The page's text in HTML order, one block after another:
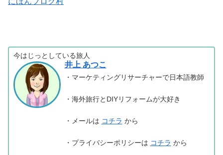
今はじっとしている旅人
井上 あつこ
・マーケティングリサーチャーで日本語教師
・海外旅行とDIYリフォームが大好き
・メールは コチラ から
・プライバシーポリシーは コチラ から